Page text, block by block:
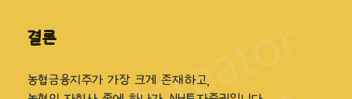
결론
농협금융지주가 가장 크게 존재하고,